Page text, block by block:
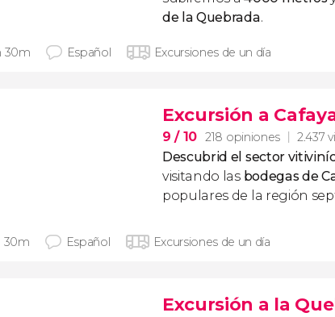
de la Quebrada.
30m Español Excursiones de un día
Excursión a
9/ 10 218 opiniones 2.437
Descubrid el sector
visitando las bodegas de
populares de la región
30m Español Excursiones de un día
Excursión a la